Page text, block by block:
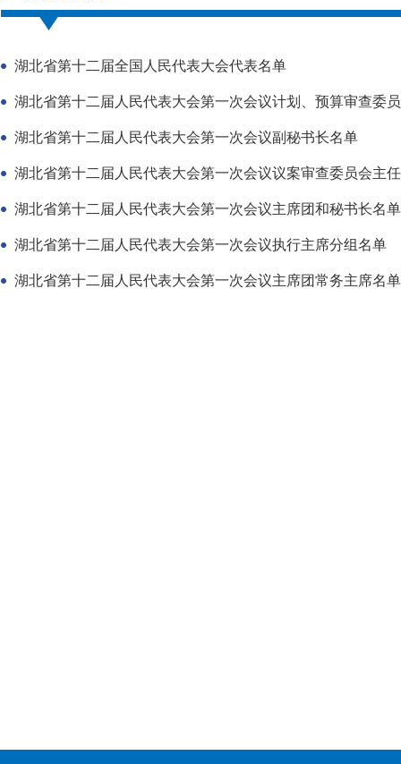
湖北省第十二届全国人民代表大会代表名单
湖北省第十二届人民代表大会第一次会议计划、预算审查委
湖北省第十二届人民代表大会第一次会议副秘书长名单
湖北省第十二届人民代表大会第一次会议主席团和秘书长名单
湖北省第十二届人民代表大会第一次会议执行主席分组名单
湖北省第十二届人民代表大会第一次会议主席团常务主席名单